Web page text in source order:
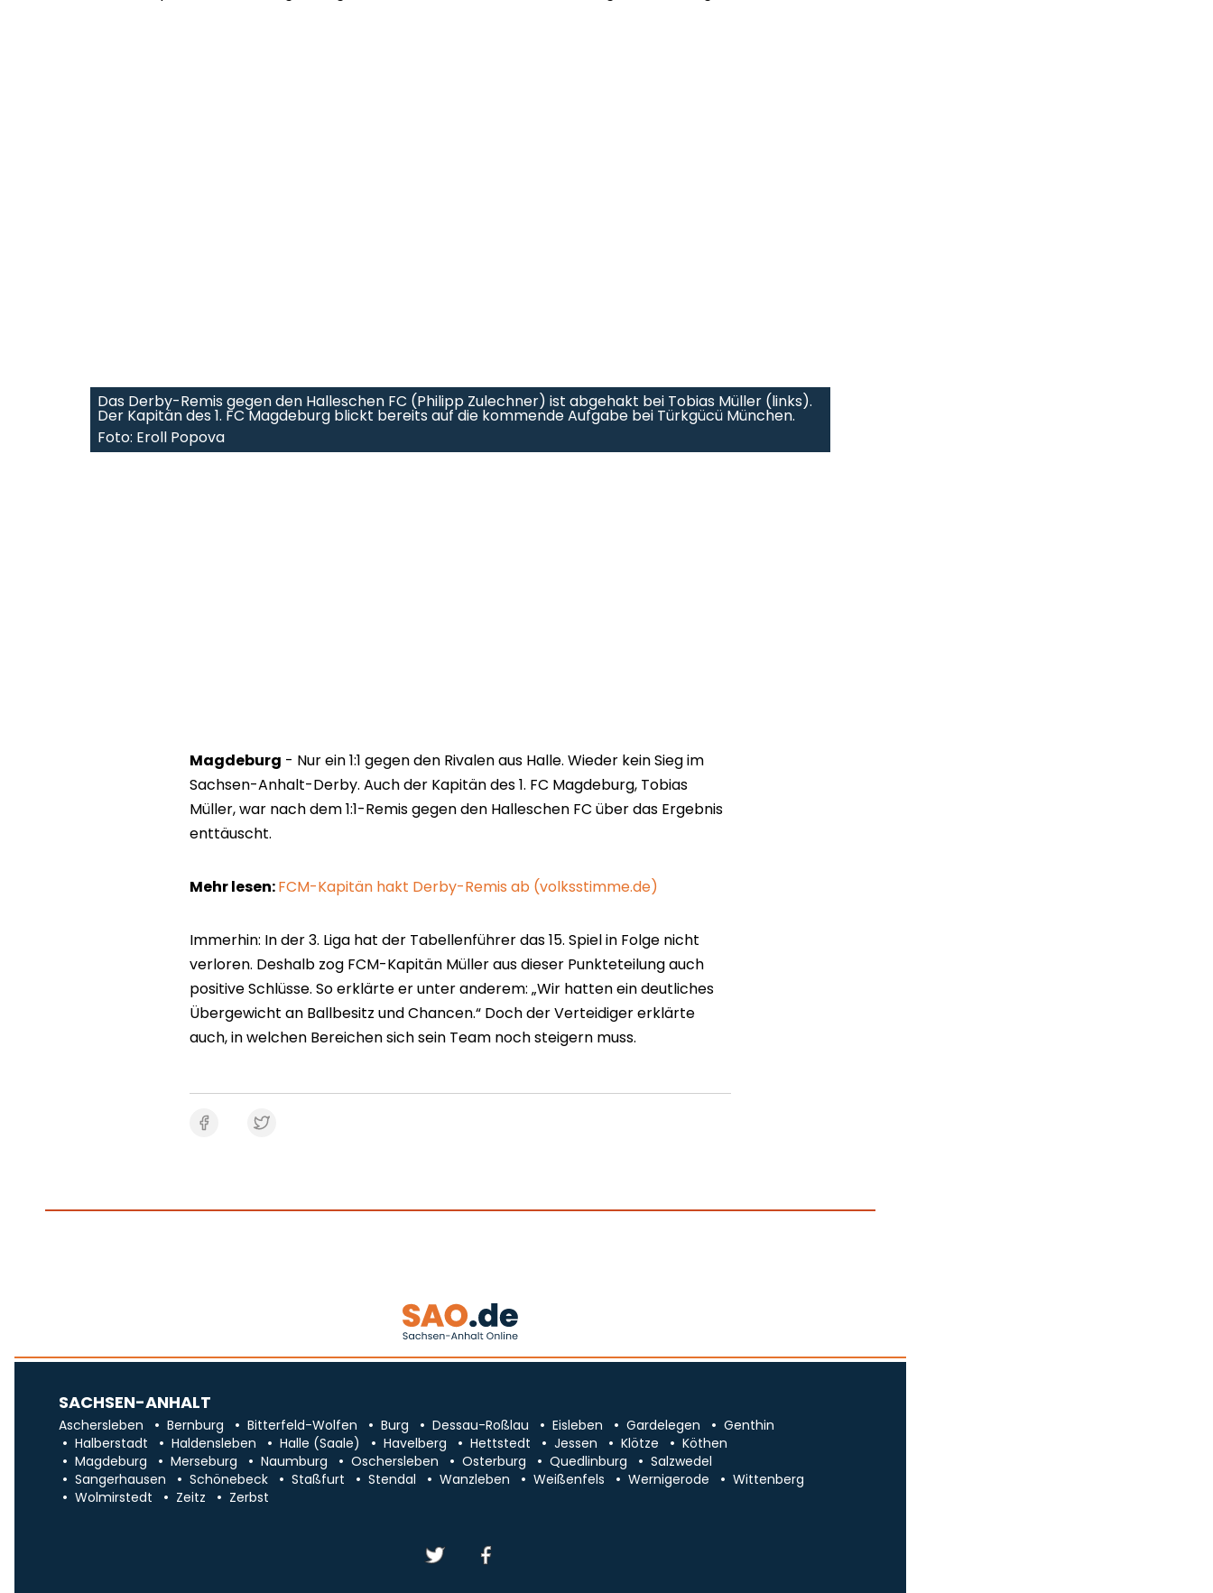
Das Derby-Remis gegen den Halleschen FC (Philipp Zulechner) ist abgehakt bei Tobias Müller (links).
Der Kapitän des 1. FC Magdeburg blickt bereits auf die kommende Aufgabe bei Türkgücü München.
Foto: Eroll Popova
Magdeburg - Nur ein 1:1 gegen den Rivalen aus Halle. Wieder kein Sieg im
Sachsen-Anhalt-Derby. Auch der Kapitän des 1. FC Magdeburg, Tobias
Müller, war nach dem 1:1-Remis gegen den Halleschen FC über das Ergebnis
enttäuscht.
Mehr lesen:FCM-Kapitän hakt Derby-Remis ab (volksstimme.de)
Immerhin: In der 3. Liga hat der Tabellenführer das 15. Spiel in Folge nicht
verloren. Deshalb zog FCM-Kapitän Müller aus dieser Punkteteilung auch
positive Schlüsse. So erklärte er unter anderem: „Wir hatten ein deutliches
Übergewicht an Ballbesitz und Chancen.“ Doch der Verteidiger erklärte
auch, in welchen Bereichen sich sein Team noch steigern muss.
SACHSEN-ANHALT
Aschersleben Bernburg Bitterfeld-Wolfen Burg Dessau-Roßlau Eisleben Gardelegen
Genthin
Halberstadt
Haldensleben Halle (Saale) Havelberg Hettstedt Jessen Klötze
Köthen
Magdeburg
Merseburg Naumburg Oschersleben Osterburg Quedlinburg
Salzwedel
Sangerhausen
Schönebeck Staßfurt Stendal Wanzleben Weißenfels Wernigerode
Wittenberg
Wolmirstedt
Zeitz Zerbst